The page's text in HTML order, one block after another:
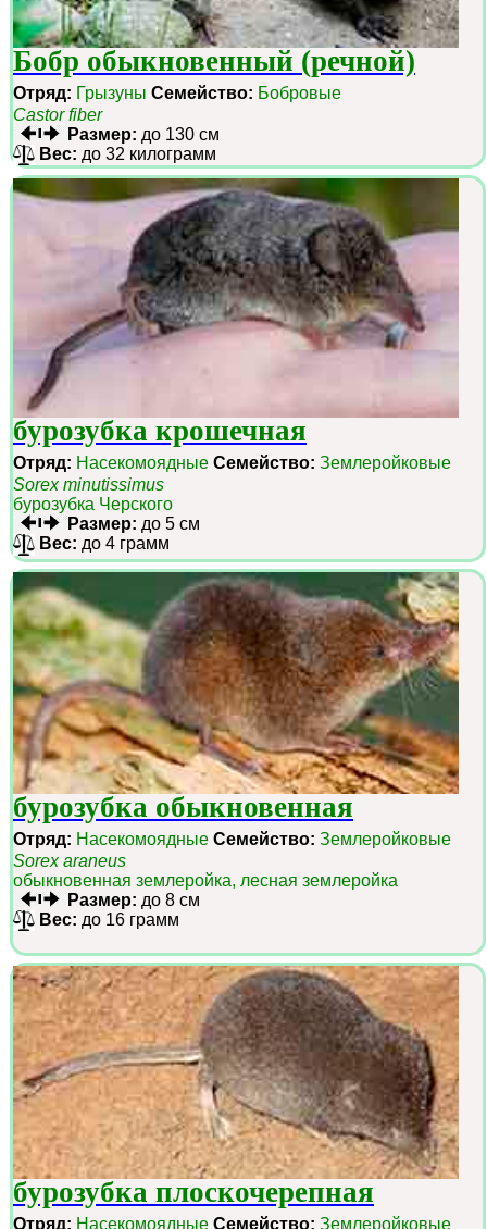
Бобр обыкновенный (речной)
Отряд: Грызуны Семейство: Бобровые
Castor fiber
Размер: до 130 см
Вес: до 32 килограмм
бурозубка крошечная
Отряд: Насекомоядные Семейство: Землеройковые
Sorex minutissimus
бурозубка Черского
Размер: до 5 см
Вес: до 4 грамм
бурозубка обыкновенная
Отряд: Насекомоядные Семейство: Землеройковые
Sorex araneus
обыкновенная землеройка, лесная землеройка
Размер: до 8 см
Вес: до 16 грамм
бурозубка плоскочерепная
Отряд: Насекомоядные Семейство: Землеройковые